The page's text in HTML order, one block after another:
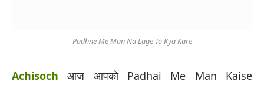
Padhne Me Man Na Lage To Kya Kare
Achisoch
आज आपको Padhai Me Man Kaise